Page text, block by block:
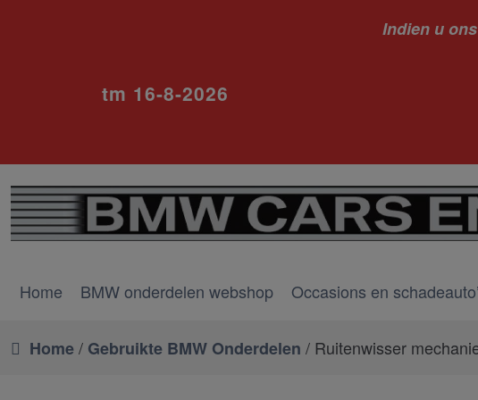
Indien u
ivm
tm 16-8-2026
Home BMW onderdelen webshop Occasions en
Home/ Gebruikte BMW Onderdelen / Ruitenwisser